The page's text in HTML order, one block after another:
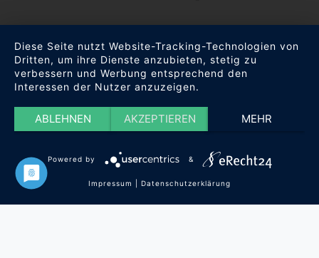
Diese Seite nutzt Website-Tracking-Technologien von
Dritten, um ihre Dienste anzubieten, stetig zu
verbessern und Werbung entsprechend den
Interessen der Nutzer anzuzeigen.
ABLEHNEN AKZEPTIEREN MEHR
Powered by &
Impressum Datenschutzerklärung